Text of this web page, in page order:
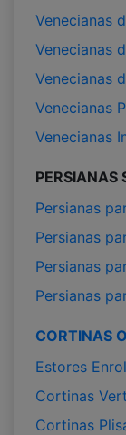
Venecianas
Venecianas
Venecianas
Venecianas
Venecianas
PERSIANAS
Persianas
Persianas
Persianas
Persianas
CORTINAS
Estores
Cortinas
Cortinas